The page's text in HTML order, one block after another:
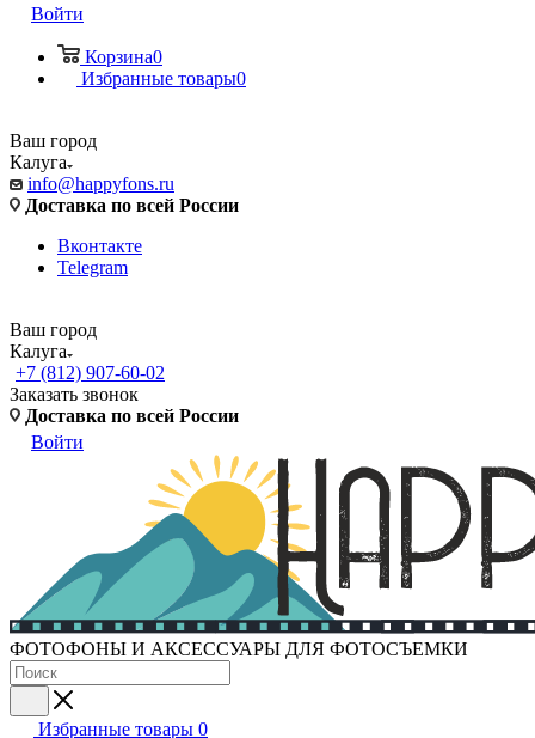
Войти
Корзина0
Избранные товары0
Ваш город
Калуга
info@happyfons.ru
Доставка по всей России
Вконтакте
Telegram
Ваш город
Калуга
+7 (812) 907-60-02
Заказать звонок
Доставка по всей России
Войти
ФОТОФОНЫ И АКСЕССУАРЫ ДЛЯ ФОТОСЪЕМКИ
Избранные товары 0